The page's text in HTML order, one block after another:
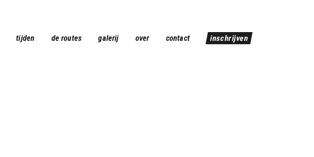
tijden de routes galerij over contact inschrijven